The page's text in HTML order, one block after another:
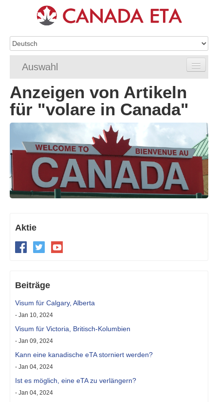
Auswahl
Home
eTA-Antragstellung
eTA-Anforderungen
eTA FAQ
eTA Status
Ressourcen
Anzeigen von Artikeln
für "volare in Canada"
Aktie
Beiträge
Visum für Calgary, Alberta
- Jan 10, 2024
Visum für Victoria, Britisch-Kolumbien
- Jan 09, 2024
Kann eine kanadische eTA storniert werden?
- Jan 04, 2024
Ist es möglich, eine eTA zu verlängern?
- Jan 04, 2024